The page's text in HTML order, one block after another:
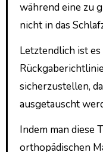
während eine zu
nicht in das
Letztendlich ist
sicherzustellen,
ausgetauscht
Indem man diese
orthopädischen